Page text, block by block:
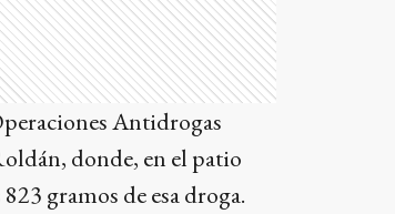
Antidrogas
donde, en el patio
gramos de esa droga.